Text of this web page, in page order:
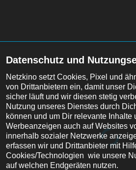
Datenschutz und
Netzkino setzt Cookies, Pixel und
von Drittanbietern ein, damit unser
sicher läuft und wir diesen stetig
Nutzung unseres Dienstes durch
können und um Dir relevante
Werbeanzeigen auch auf Websites
innerhalb sozialer Netzwerke
erfassen wir und Drittanbieter mit
Cookies/Technologien  wie unsere
auf welchen Endgeräten nutzen.